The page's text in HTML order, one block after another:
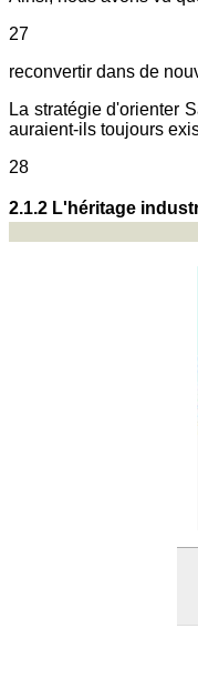
27
reconvertir dans de
La stratégie d'orienter
auraient-ils toujours
28
2.1.2 L'héritage